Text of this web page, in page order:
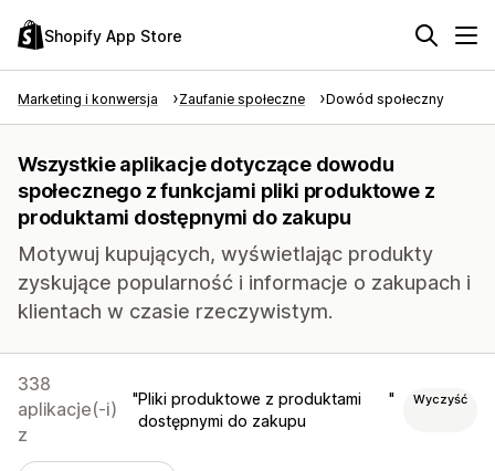
Shopify App Store
Marketing i konwersja Zaufanie społeczne Dowód społeczny
Wszystkie aplikacje dotyczące dowodu
społecznego z funkcjami pliki produktowe z
produktami dostępnymi do zakupu
Motywuj kupujących, wyświetlając produkty
zyskujące popularność i informacje o zakupach i
klientach w czasie rzeczywistym.
338
aplikacje(-i)
z
Pliki produktowe z produktami
dostępnymi do zakupu
Wyczyść